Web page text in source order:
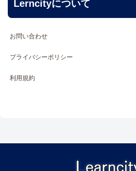
Lerncityについて
お問い合わせ
プライバシーポリシー
利用規約